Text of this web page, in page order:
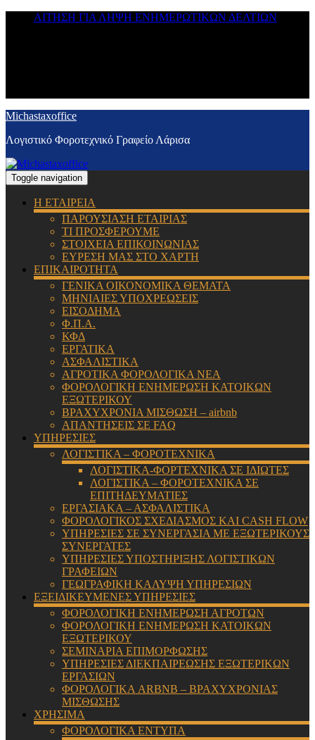
ΑΙΤΗΣΗ ΓΙΑ ΛΗΨΗ ΕΝΗΜΕΡΩΤΙΚΩΝ ΔΕΛΤΙΩΝ
Michastaxoffice
Λογιστικό Φοροτεχνικό Γραφείο Λάρισα
Toggle navigation
Η ΕΤΑΙΡΕΙΑ
ΠΑΡΟΥΣΙΑΣΗ ΕΤΑΙΡΙΑΣ
ΤΙ ΠΡΟΣΦΕΡΟΥΜΕ
ΣΤΟΙΧΕΙΑ ΕΠΙΚΟΙΝΩΝΙΑΣ
ΕΥΡΕΣΗ ΜΑΣ ΣΤΟ ΧΑΡΤΗ
ΕΠΙΚΑΙΡΟΤΗΤΑ
ΓΕΝΙΚΑ ΟΙΚΟΝΟΜΙΚΑ ΘΕΜΑΤΑ
ΜΗΝΙΑΙΕΣ ΥΠΟΧΡΕΩΣΕΙΣ
ΕΙΣΟΔΗΜΑ
Φ.Π.Α.
ΚΦΔ
ΕΡΓΑΤΙΚΑ
ΑΣΦΑΛΙΣΤΙΚΑ
ΑΓΡΟΤΙΚΑ ΦΟΡΟΛΟΓΙΚΑ ΝΕΑ
ΦΟΡΟΛΟΓΙΚΗ ΕΝΗΜΕΡΩΣΗ ΚΑΤΟΙΚΩΝ
ΕΞΩΤΕΡΙΚΟΥ
ΒΡΑΧΥΧΡΟΝΙΑ ΜΙΣΘΩΣΗ – airbnb
ΑΠΑΝΤΗΣΕΙΣ ΣΕ FAQ
ΥΠΗΡΕΣΙΕΣ
ΛΟΓΙΣΤΙΚΑ – ΦΟΡΟΤΕΧΝΙΚΑ
ΛΟΓΙΣΤΙΚΑ-ΦΟΡΤΕΧΝΙΚΑ ΣΕ ΙΔΙΩΤΕΣ
ΛΟΓΙΣΤΙΚΑ – ΦΟΡΟΤΕΧΝΙΚΑ ΣΕ
ΕΠΙΤΗΔΕΥΜΑΤΙΕΣ
ΕΡΓΑΣΙΑΚΑ – ΑΣΦΑΛΙΣΤΙΚΑ
ΦΟΡΟΛΟΓΙΚΟΣ ΣΧΕΔΙΑΣΜΟΣ ΚΑΙ CASH FLOW
ΥΠΗΡΕΣΙΕΣ ΣΕ ΣΥΝΕΡΓΑΣΙΑ ΜΕ ΕΞΩΤΕΡΙΚΟΥΣ
ΣΥΝΕΡΓΑΤΕΣ
ΥΠΗΡΕΣΙΕΣ ΥΠΟΣΤΗΡΙΞΗΣ ΛΟΓΙΣΤΙΚΩΝ
ΓΡΑΦΕΙΩΝ
ΓΕΩΓΡΑΦΙΚΗ ΚΑΛΥΨΗ ΥΠΗΡΕΣΙΩΝ
ΕΞΕΙΔΙΚΕΥΜΕΝΕΣ ΥΠΗΡΕΣΙΕΣ
ΦΟΡΟΛΟΓΙΚΗ ΕΝΗΜΕΡΩΣΗ ΑΓΡΟΤΩΝ
ΦΟΡΟΛΟΓΙΚΗ ΕΝΗΜΕΡΩΣΗ ΚΑΤΟΙΚΩΝ
ΕΞΩΤΕΡΙΚΟΥ
ΣΕΜΙΝΑΡΙΑ ΕΠΙΜΟΡΦΩΣΗΣ
ΥΠΗΡΕΣΙΕΣ ΔΙΕΚΠΑΙΡΕΩΣΗΣ ΕΞΩΤΕΡΙΚΩΝ
ΕΡΓΑΣΙΩΝ
ΦΟΡΟΛΟΓΙΚΑ ARBNB – ΒΡΑΧΥΧΡΟΝΙΑΣ
ΜΙΣΘΩΣΗΣ
ΧΡΗΣΙΜΑ
ΦΟΡΟΛΟΓΙΚΑ ΕΝΤΥΠΑ